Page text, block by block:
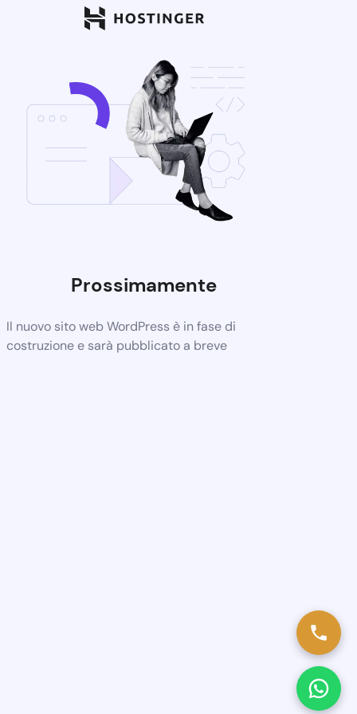
Prossimamente
Il nuovo sito web WordPress è in fase di
costruzione e sarà pubblicato a breve